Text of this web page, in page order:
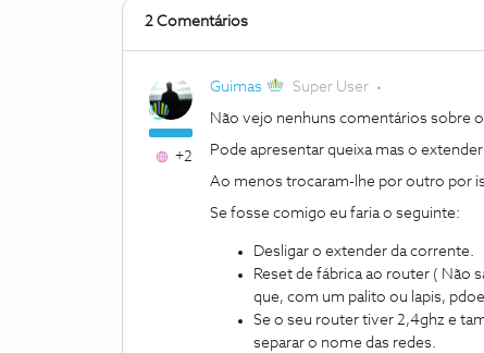
2 Comentários
+2
Guimas Super User
Não vejo nenhuns comentários sobre
Pode apresentar queixa mas o
Ao menos trocaram-lhe por outro por
Se fosse comigo eu faria o seguinte:
Desligar o extender da corrente.
Reset de fábrica ao router ( Não
que, com um palito ou lapis,
Se o seu router tiver 2,4ghz e
separar o nome das redes.